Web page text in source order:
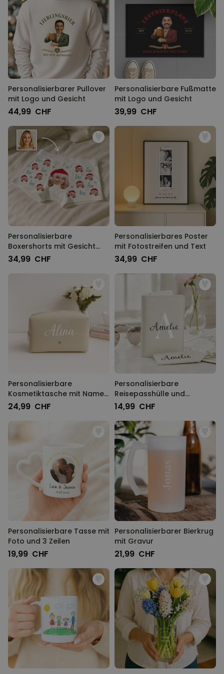
Personalisierbarer Pullover
mit Logo und Gesicht
44,99 CHF
Personalisierbare Fußmatte
mit Logo und Gesicht
39,99 CHF
Personalisierbare
Boxershorts mit Gesicht
und Weihnachtsmütze
34,99 CHF
Personalisierbares Poster
mit Fotostreifen und Text
34,99 CHF
Personalisierbare
Kosmetiktasche mit Name
und Symbol
24,99 CHF
Personalisierbare
Reisepasshülle und
Koffertag mit Monogramm
14,99 CHF
Personalisierbare Tasse mit
Foto und 3 Zeilen
19,99 CHF
Personalisierbarer Bierkrug
mit Gravur
21,99 CHF